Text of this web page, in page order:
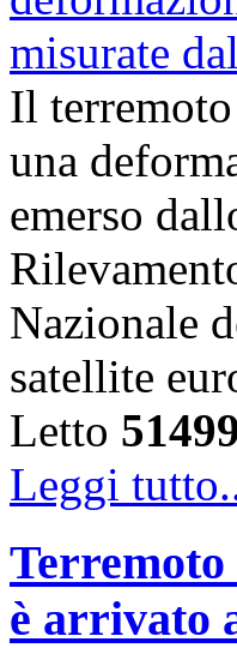
Il
una
emerso
Nazionale
satellite
Letto 51499
Leggi
è arrivato